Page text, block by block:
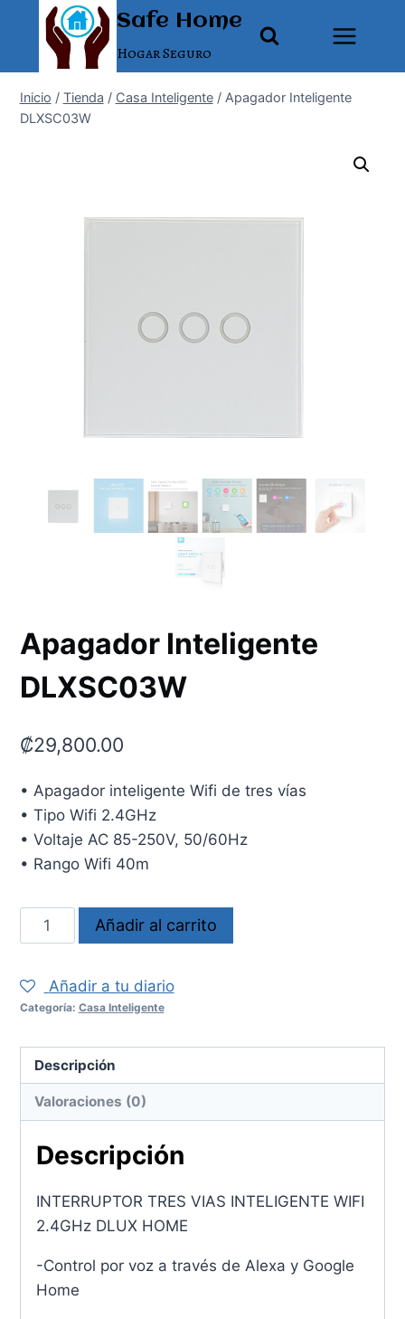
contenido
Safe Home
Hogar Seguro
Inicio / Tienda / Casa Inteligente / Apagador Inteligente
DLXSC03W
Apagador Inteligente
DLXSC03W
₡29,800.00
• Apagador inteligente Wifi de tres vías
• Tipo Wifi 2.4GHz
• Voltaje AC 85-250V, 50/60Hz
• Rango Wifi 40m
Apagador
Inteligente
cantidad
Añadir al carrito
Añadir a tu diario
Categoría: Casa Inteligente
Descripción
Valoraciones (0)
Descripción
INTERRUPTOR TRES VIAS INTELIGENTE WIFI
2.4GHz DLUX HOME
-Control por voz a través de Alexa y Google
Home